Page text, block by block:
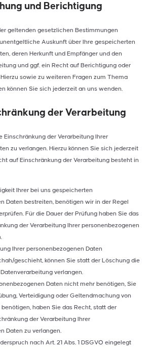
und Berichtigung
geltenden gesetzlichen Bestimmungen
Auskunft über Ihre gespeicherten
deren Herkunft und Empfänger und den
und ggf. ein Recht auf Berichtigung oder
sowie zu weiteren Fragen zum Thema
können Sie sich jederzeit an uns wenden.
der Verarbeitung
Einschränkung der Verarbeitung Ihrer
zu verlangen. Hierzu können Sie sich jederzeit
auf Einschränkung der Verarbeitung besteht in
Ihrer bei uns gespeicherten
Daten bestreiten, benötigen wir in der Regel
Für die Dauer der Prüfung haben Sie das
der Verarbeitung Ihrer personenbezogenen
Ihrer personenbezogenen Daten
geschieht, können Sie statt der Löschung die
verlangen.
Daten nicht mehr benötigen, Sie
Verteidigung oder Geltendmachung von
haben Sie das Recht, statt der
der Verarbeitung Ihrer
Daten zu verlangen.
nach Art. 21 Abs. 1 DSGVO eingelegt